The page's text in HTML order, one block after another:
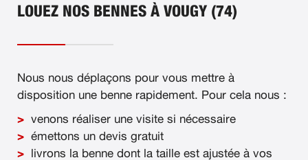
LOUEZ NOS BENNES À VOUGY (74)
Nous nous déplaçons pour vous mettre à
disposition une benne rapidement. Pour cela nous :
venons réaliser une visite si nécessaire
émettons un devis gratuit
livrons la benne dont la taille est ajustée à vos